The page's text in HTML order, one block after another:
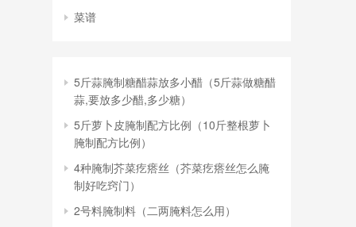
菜谱
5斤蒜腌制糖醋蒜放多小醋（5斤蒜做糖醋
蒜,要放多少醋,多少糖）
5斤萝卜皮腌制配方比例（10斤整根萝卜
腌制配方比例）
4种腌制芥菜疙瘩丝（芥菜疙瘩丝怎么腌
制好吃窍门）
2号料腌制料（二两腌料怎么用）